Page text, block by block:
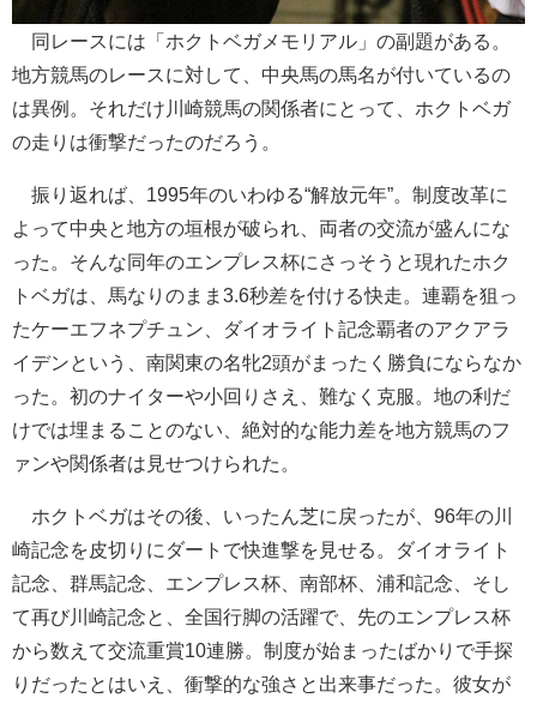
同レースには「ホクトベガメモリアル」の副題がある。
地方競馬のレースに対して、中央馬の馬名が付いているの
は異例。それだけ川崎競馬の関係者にとって、ホクトベガ
の走りは衝撃だったのだろう。
振り返れば、1995年のいわゆる“解放元年”。制度改革に
よって中央と地方の垣根が破られ、両者の交流が盛んにな
った。そんな同年のエンプレス杯にさっそうと現れたホク
トベガは、馬なりのまま3.6秒差を付ける快走。連覇を狙っ
たケーエフネプチュン、ダイオライト記念覇者のアクアラ
イデンという、南関東の名牝2頭がまったく勝負にならなか
った。初のナイターや小回りさえ、難なく克服。地の利だ
けでは埋まることのない、絶対的な能力差を地方競馬のフ
ァンや関係者は見せつけられた。
ホクトベガはその後、いったん芝に戻ったが、96年の川
崎記念を皮切りにダートで快進撃を見せる。ダイオライト
記念、群馬記念、エンプレス杯、南部杯、浦和記念、そし
て再び川崎記念と、全国行脚の活躍で、先のエンプレス杯
から数えて交流重賞10連勝。制度が始まったばかりで手探
りだったとはいえ、衝撃的な強さと出来事だった。彼女が